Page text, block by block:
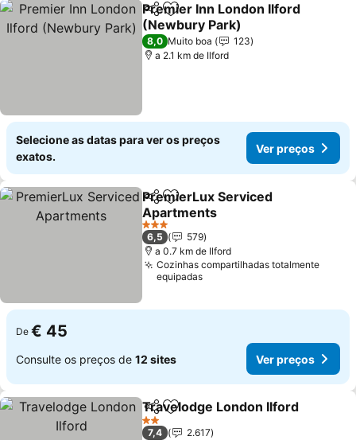
PartilharAdicionar aos favoritos
Premier Inn London Ilford
(Newbury Park)
Ver preços
8,0 Muito boa
123
a 2.1 km de Ilford
Selecione as datas para ver os preços
exatos.
Ver preços
PartilharAdicionar aos favoritos
PremierLux Serviced
Apartments
Ver preços
3 Estrelas
6,5
579
a 0.7 km de Ilford
Cozinhas compartilhadas totalmente
equipadas
De € 45
Consulte os preços de 12 sites Ver preços
PartilharAdicionar aos favoritos
Travelodge London Ilford
2 Estrelas
7,4
2.617